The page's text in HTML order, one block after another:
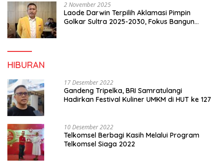
2 November 2025
Laode Darwin Terpilih Aklamasi Pimpin
Golkar Sultra 2025-2030, Fokus Bangun
HIBURAN
17 Desember 2022
Gandeng Tripelka, BRI Samratulangi
Hadirkan Festival Kuliner UMKM di HUT ke 127
10 Desember 2022
Telkomsel Berbagi Kasih Melalui Program
Telkomsel Siaga 2022